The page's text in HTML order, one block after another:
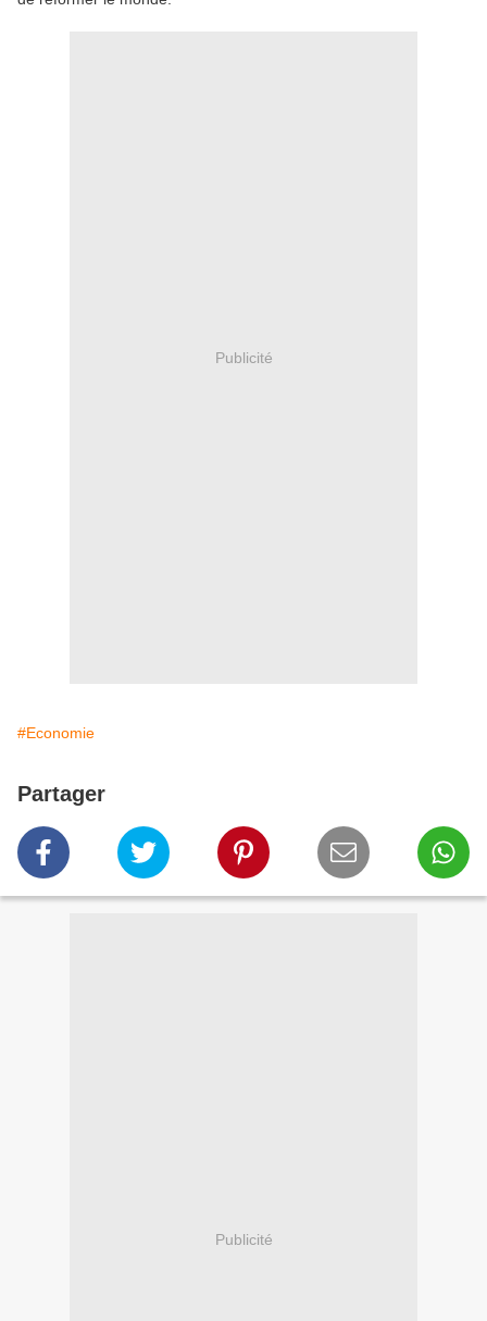
Publicité
#Economie
Partager
Publicité